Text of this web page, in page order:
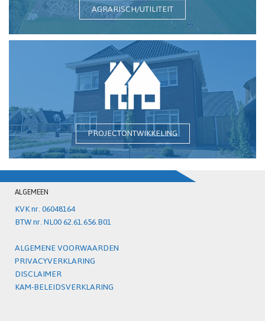
AGRARISCH/UTILITEIT
PROJECTONTWIKKELING
ALGEMEEN
KVK nr. 06048164
BTW nr. NL00 62.61.656.B01
ALGEMENE VOORWAARDEN
PRIVACYVERKLARING
DISCLAIMER
KAM-BELEIDSVERKLARING